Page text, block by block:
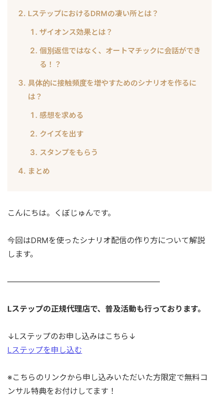
LステップにおけるDRMの凄い所とは？
ザイオンス効果とは？
個別返信ではなく、オートマチックに会話ができ
る！？
具体的に接触頻度を増やすためのシナリオを作るに
は？
感想を求める
クイズを出す
スタンプをもらう
まとめ
こんにちは。くぼじゅんです。
今回はDRMを使ったシナリオ配信の作り方について解説
します。
———————————————————–
Lステップの正規代理店で、普及活動も行っております。
↓Lステップのお申し込みはこちら↓
Lステップを申し込む
※こちらのリンクから申し込みいただいた方限定で無料コ
ンサル特典をお付けしてます！